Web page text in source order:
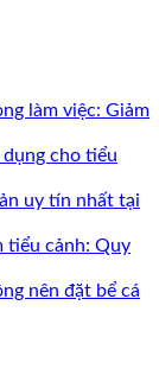
làm việc: Giảm
dụng cho tiểu
uy tín nhất tại
tiểu cảnh: Quy
nên đặt bể cá